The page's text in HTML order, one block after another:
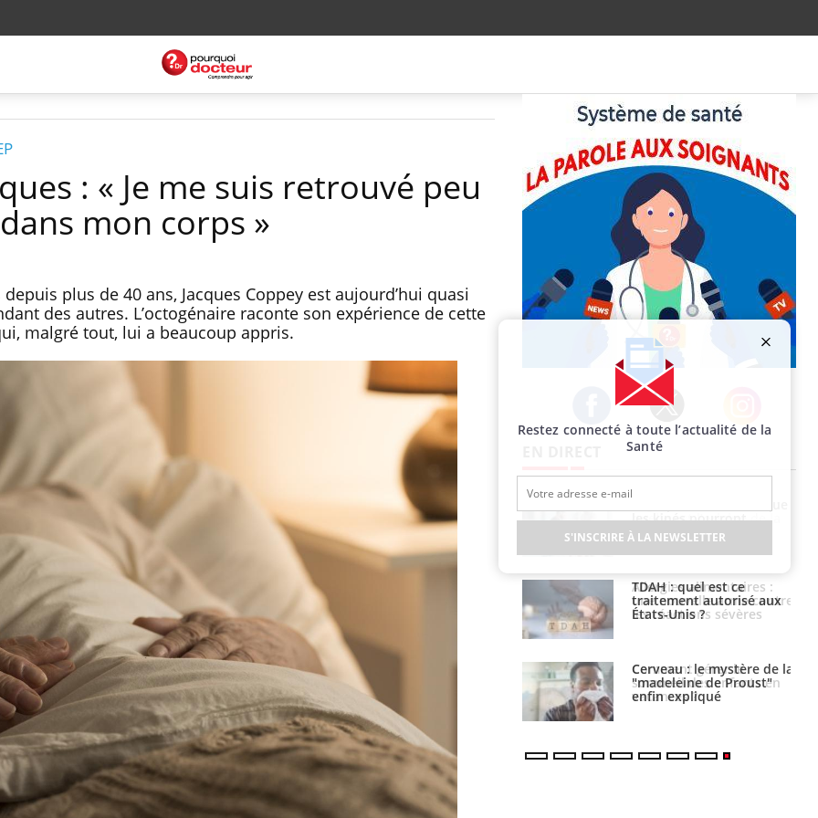
: « Je me suis retrouvé peu
mon corps »
plus de 40 ans, Jacques Coppey est aujourd’hui quasi
des autres. L’octogénaire raconte son expérience de cette
malgré tout, lui a beaucoup appris.
Facebook Twitter Instagram
Le smartphone nuit-il à
l'apprentissage de la
lecture ?
Mordue par une tique en
vacances, elle reste dans
le coma pendant 42 jours
Mordue par un
barracuda, une petite fille
secourue grâce à un
réflexe essentiel
Légionellose en Suisse :
quelle est l’origine de la
contamination ?
Comment gérer le
sommeil des enfants en
vacances ?
les kinés pourront
bientôt faire
TDAH : quel est ce
traitement autorisé aux
États-Unis ?
Cerveau : le mystère de la
"madeleine de Proust"
enfin expliqué
Restez connecté à toute l’actualité de la
Santé
S'INSCRIRE À LA NEWSLETTER